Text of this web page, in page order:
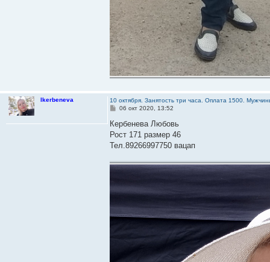
lkerbeneva
10 октября. Занятость три часа. Оплата 1500.
С
о
б
щ
е
е
06 окт 2020, 13:52
Кербенева Любовь
Рост 171 размер 46
Тел.89266997750 вацап